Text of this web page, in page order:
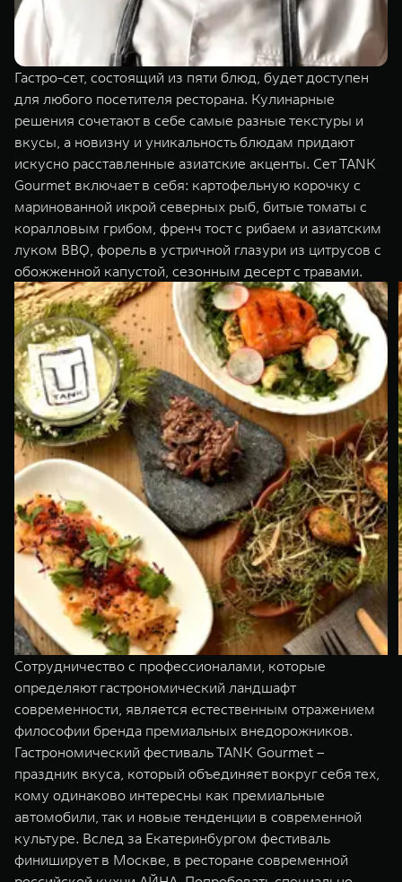
Гастро-сет, состоящий из пяти блюд, будет доступен
для любого посетителя ресторана. Кулинарные
решения сочетают в себе самые разные текстуры и
вкусы, а новизну и уникальность блюдам придают
искусно расставленные азиатские акценты. Сет TANK
Gourmet включает в себя: картофельную корочку с
маринованной икрой северных рыб, битые томаты с
коралловым грибом, френч тост с рибаем и азиатским
луком BBQ, форель в устричной глазури из цитрусов с
обожженной капустой, сезонным десерт с травами.
Сотрудничество с профессионалами, которые
определяют гастрономический ландшафт
современности, является естественным отражением
философии бренда премиальных внедорожников.
Гастрономический фестиваль TANK Gourmet –
праздник вкуса, который объединяет вокруг себя тех,
кому одинаково интересны как премиальные
автомобили, так и новые тенденции в современной
культуре. Вслед за Екатеринбургом фестиваль
финиширует в Москве, в ресторане современной